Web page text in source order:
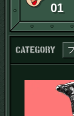
01
カテ